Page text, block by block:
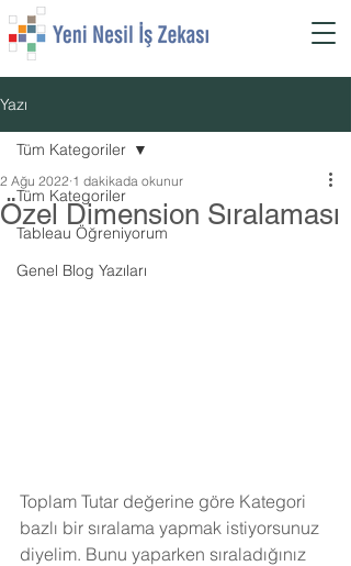
Yazı
Tüm Kategoriler
Tableau Öğreniyorum
Genel Blog Yazıları
Tüm Kategoriler
Özel Dimension Sıralaması
2 Ağu 2022 1 dakikada okunur
Toplam Tutar değerine göre Kategori
bazlı bir sıralama yapmak istiyorsunuz
diyelim. Bunu yaparken sıraladığınız